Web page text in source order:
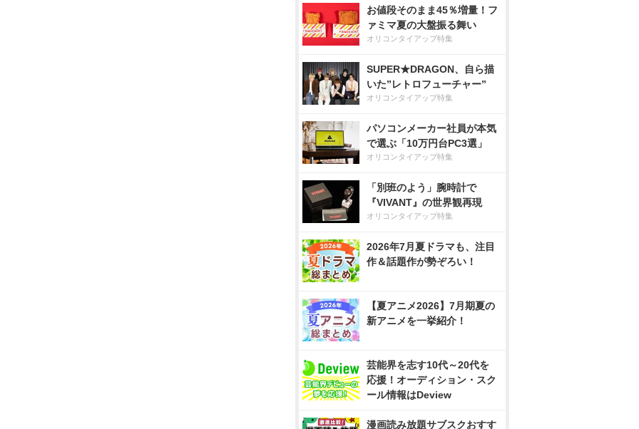
お値段そのまま45％増量！フ
ァミマ夏の大盤振る舞い
オリコンタイアップ特集
SUPER★DRAGON、自ら描
いた”レトロフューチャー”
オリコンタイアップ特集
パソコンメーカー社員が本気
で選ぶ「10万円台PC3選」
オリコンタイアップ特集
「別班のよう」腕時計で
『VIVANT』の世界観再現
オリコンタイアップ特集
2026年7月夏ドラマも、注目
作＆話題作が勢ぞろい！
【夏アニメ2026】7月期夏の
新アニメを一挙紹介！
芸能界を志す10代～20代を
応援！オーディション・スク
ール情報はDeview
漫画読み放題サブスクおすす